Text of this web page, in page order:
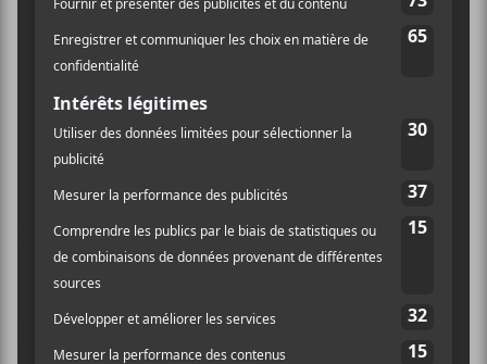
Nom (obligatoire)
Email (ne sera pas publié) (obligatoire)